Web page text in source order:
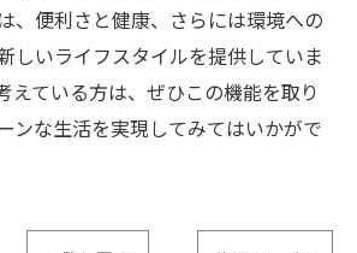
、便利さと健康、さらには環境への
しいライフスタイルを提供していま
えている方は、ぜひこの機能を取り
ンな生活を実現してみてはいかがで